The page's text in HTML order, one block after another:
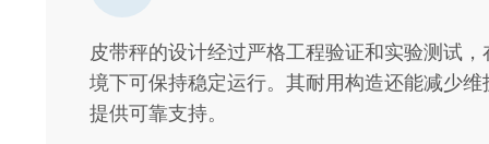
皮带秤的设计经过严格工程验证和实验测试
境下可保持稳定运行。其耐用构造还能减少
提供可靠支持。